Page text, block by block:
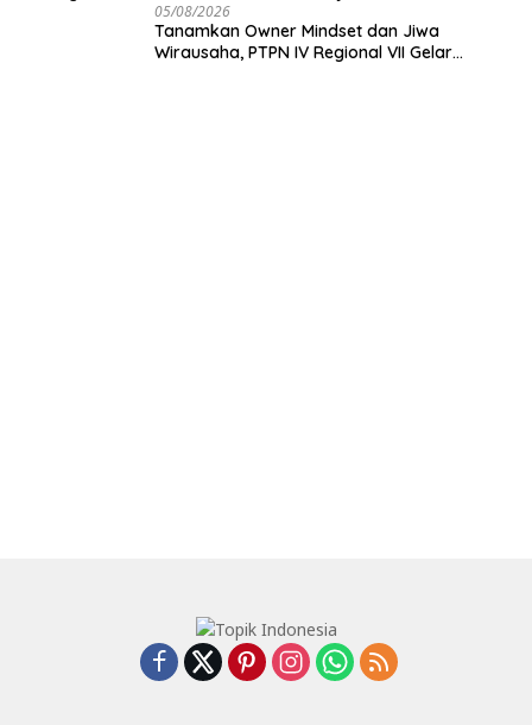
05/08/2026
Tanamkan Owner Mindset dan Jiwa
Wirausaha, PTPN IV Regional VII Gelar